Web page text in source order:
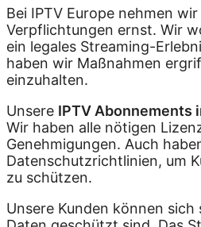
Bei IPTV Europe nehmen
Verpflichtungen ernst. Wir
ein legales Streaming-
haben wir Maßnahmen
einzuhalten.
Unsere IPTV Abonnements
Wir haben alle nötigen
Genehmigungen. Auch
Datenschutzrichtlinien, um
zu schützen.
Unsere Kunden können sich